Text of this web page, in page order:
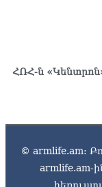
ՀՌՀ-ն
© armlife.am: